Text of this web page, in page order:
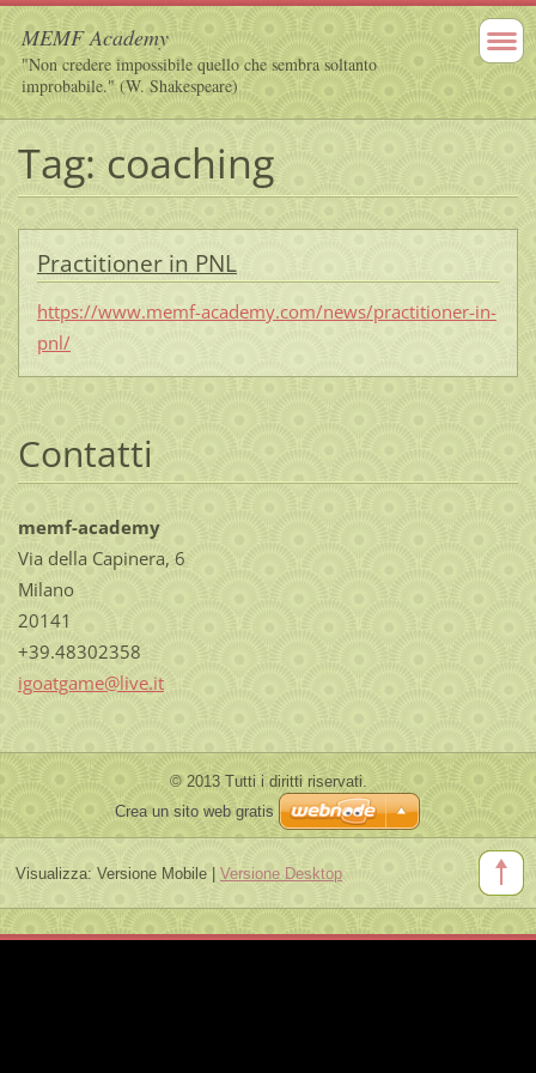
MEMF Academy
"Non credere impossibile quello che sembra soltanto
improbabile." (W. Shakespeare)
Tag: coaching
Practitioner in PNL
https://www.memf-academy.com/news/practitioner-in-
pnl/
Contatti
memf-academy
Via della Capinera, 6
Milano
20141
+39.48302358
igoatgame@live.it
© 2013 Tutti i diritti riservati.
Crea un sito web gratis
Visualizza: Versione Mobile| Versione Desktop